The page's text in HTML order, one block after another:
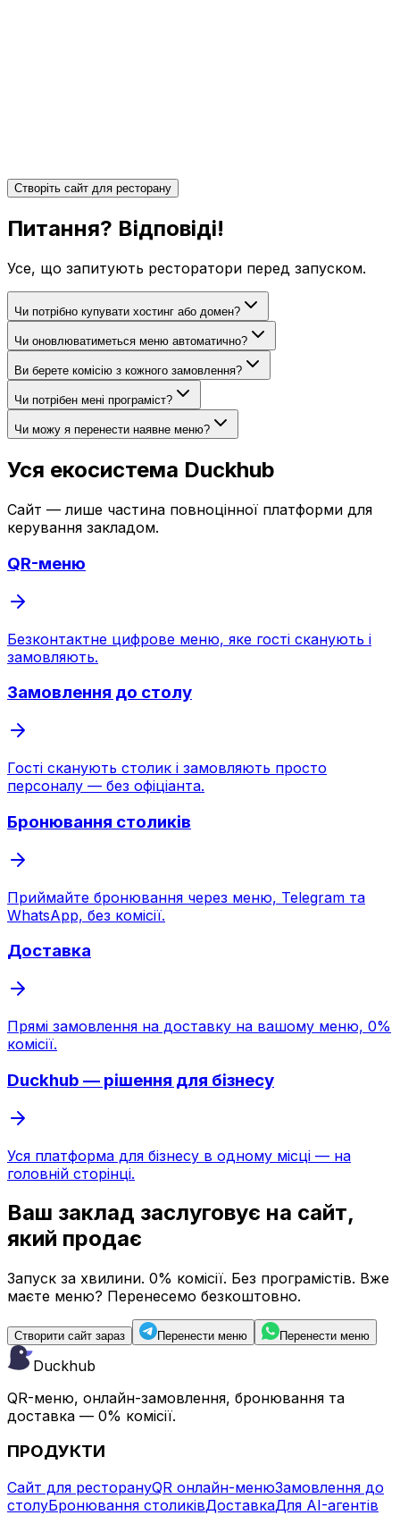
Створіть сайт для ресторану
Питання? Відповіді!
Усе, що запитують ресторатори перед запуском.
Чи потрібно купувати хостинг або домен?
Чи оновлюватиметься меню автоматично?
Ви берете комісію з кожного замовлення?
Чи потрібен мені програміст?
Чи можу я перенести наявне меню?
Уся екосистема Duckhub
Сайт — лише частина повноцінної платформи для
керування закладом.
QR-меню
Безконтактне цифрове меню, яке гості сканують і
замовляють.
Замовлення до столу
Гості сканують столик і замовляють просто
персоналу — без офіціанта.
Бронювання столиків
Приймайте бронювання через меню, Telegram та
WhatsApp, без комісії.
Доставка
Прямі замовлення на доставку на вашому меню, 0%
комісії.
Duckhub — рішення для бізнесу
Уся платформа для бізнесу в одному місці — на
головній сторінці.
Ваш заклад заслуговує на сайт,
який продає
Запуск за хвилини. 0% комісії. Без програмістів. Вже
маєте меню? Перенесемо безкоштовно.
Створити сайт зараз Перенести меню Перенести меню
Duckhub
QR-меню, онлайн-замовлення, бронювання та
доставка — 0% комісії.
ПРОДУКТИ
Сайт для ресторануQR онлайн-менюЗамовлення до
столуБронювання столиківДоставкаДля AI-агентів